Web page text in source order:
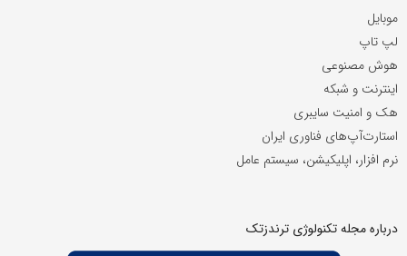
موبایل
لپ تاپ
هوش مصنوعی
اینترنت و شبکه
هک و امنیت سایبری
استارت‌آپ‌های فناوری ایران
نرم افزار، اپلیکیشن، سیستم عامل
درباره مجله تکنولوژی ترندزتک